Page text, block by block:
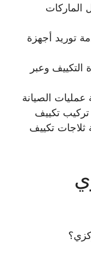
الماركات
توريد أجهزة
التكييف وعبر
الصيانة
تكييف
ثلاجات تكييف